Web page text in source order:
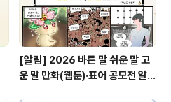
[알림] 2026 바른 말 쉬운 말 고
운 말 만화(웹툰)·표어 공모전 알림